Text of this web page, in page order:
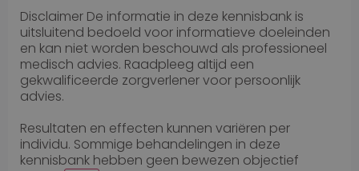
Disclaimer De informatie in deze kennisbank is
uitsluitend bedoeld voor informatieve doeleinden
en kan niet worden beschouwd als professioneel
medisch advies. Raadpleeg altijd een
gekwalificeerde zorgverlener voor persoonlijk
advies.
Resultaten en effecten kunnen variëren per
individu. Sommige behandelingen in deze
kennisbank hebben geen bewezen objectief